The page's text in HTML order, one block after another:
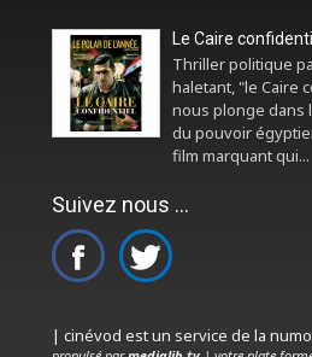
Le Caire
Thriller politique
haletant, "le Caire
nous plonge dans
du pouvoir
film marquant qui...
Suivez nous ...
| cinévod est un service de la